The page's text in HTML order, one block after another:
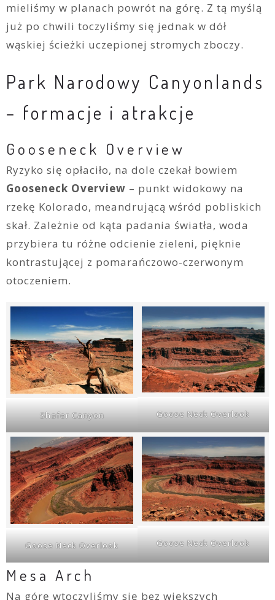
mieliśmy w planach powrót na górę. Z tą myślą
już po chwili toczyliśmy się jednak w dół
wąskiej ścieżki uczepionej stromych zboczy.
Park Narodowy Canyonlands
– formacje i atrakcje
Gooseneck Overview
Ryzyko się opłaciło, na dole czekał bowiem
Gooseneck Overview – punkt widokowy na
rzekę Kolorado, meandrującą wśród pobliskich
skał. Zależnie od kąta padania światła, woda
przybiera tu różne odcienie zieleni, pięknie
kontrastującej z pomarańczowo-czerwonym
otoczeniem.
Shafer Canyon Goose Neck Overlook
Goose Neck Overlook Goose Neck Overlook
Mesa Arch
Na górę wtoczyliśmy się bez większych